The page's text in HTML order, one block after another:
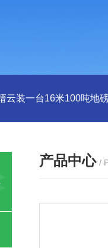
云装一台16米100吨地
产品中心 /